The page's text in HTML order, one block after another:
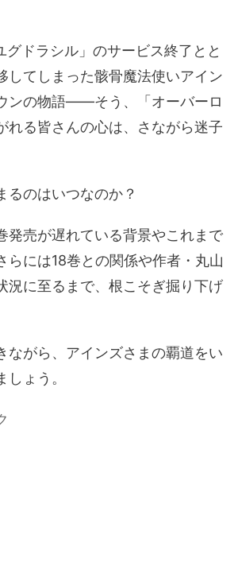
グドラシル」のサービス終了とと
してしまった骸骨魔法使いアイン
ンの物語――そう、「オーバーロ
れる皆さんの心は、さながら迷子
るのはいつなのか？
発売が遅れている背景やこれまで
らには18巻との関係や作者・丸山
況に至るまで、根こそぎ掘り下げ
ながら、アインズさまの覇道をい
しょう。